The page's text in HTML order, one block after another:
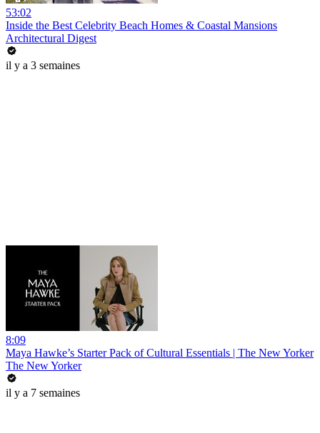
53:02
Inside the Best Celebrity Beach Homes & Coastal Mansions
Architectural Digest
il y a 3 semaines
8:09
Maya Hawke’s Starter Pack of Cultural Essentials | The New Yorker
The New Yorker
il y a 7 semaines